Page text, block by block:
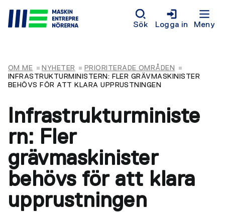
Sök Logga in Meny
OM ME NYHETER
PRIORITERADE OMRÅDEN
INFRASTRUKTURMINISTERN: FLER GRÄVMASKINISTER
BEHÖVS FÖR ATT KLARA UPPRUSTNINGEN
Infrastrukturministe
rn: Fler
grävmaskinister
behövs för att klara
upprustningen